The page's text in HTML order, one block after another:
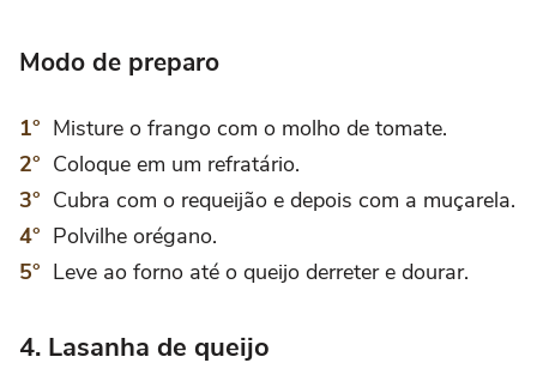
Modo de preparo
Misture o frango com o molho de tomate.
Coloque em um refratário.
Cubra com o requeijão e depois com a muçarela.
Polvilhe orégano.
Leve ao forno até o queijo derreter e dourar.
4. Lasanha de queijo